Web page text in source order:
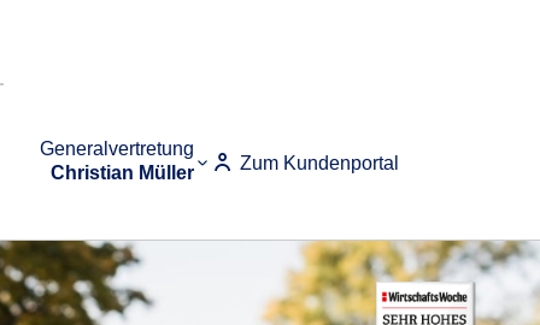
Generalvertretung
Christian Müller
Zum Kundenportal